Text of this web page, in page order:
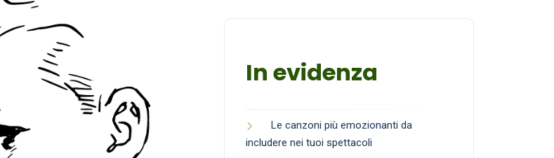
In evidenza
Le canzoni più emozionanti da
includere nei tuoi spettacoli